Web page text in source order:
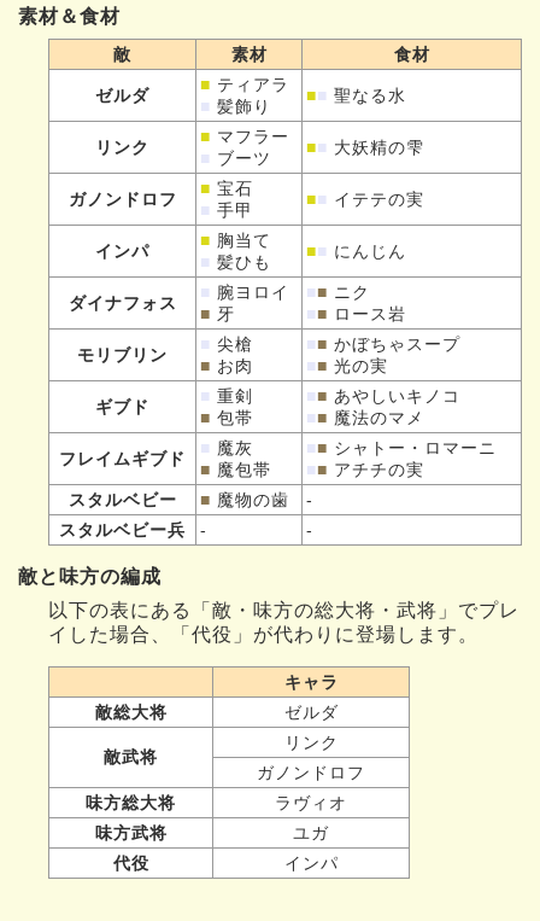
素材＆食材
敵 素材 食材
ゼルダ
■ ティアラ
■ 髪飾り
■■ 聖なる水
リンク
■ マフラー
■ ブーツ
■■ 大妖精の雫
ガノンドロフ
■ 宝石
■ 手甲
■■ イテテの実
インパ
■ 胸当て
■ 髪ひも
■■ にんじん
ダイナフォス
■ 腕ヨロイ
■ 牙
■■ ニク
■■ ロース岩
モリブリン
■ 尖槍
■ お肉
■■ かぼちゃスープ
■■ 光の実
ギブド
■ 重剣
■ 包帯
■■ あやしいキノコ
■■ 魔法のマメ
フレイムギブド
■ 魔灰
■ 魔包帯
■■ シャトー・ロマーニ
■■ アチチの実
スタルベビー
■ 魔物の歯
-
スタルベビー兵
- -
敵と味方の編成
以下の表にある「敵・味方の総大将・武将」でプレ
イした場合、「代役」が代わりに登場します。
キャラ
敵総大将
ゼルダ
敵武将
リンク
ガノンドロフ
味方総大将
ラヴィオ
味方武将
ユガ
代役
インパ